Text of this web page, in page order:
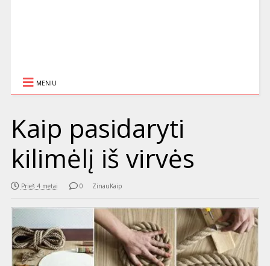
MENIU
Kaip pasidaryti
kilimėlį iš virvės
Prieš 4 metai 0 ZinauKaip